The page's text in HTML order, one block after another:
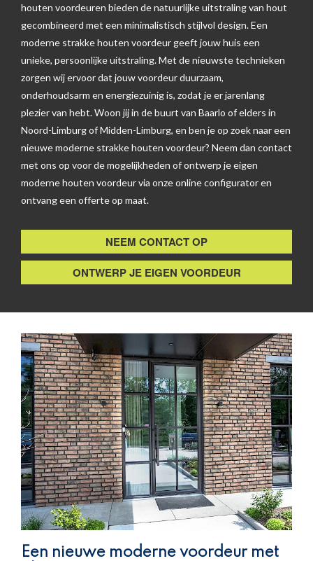
houten voordeuren bieden de natuurlijke uitstraling van hout
gecombineerd met een minimalistisch stijlvol design. Een
moderne strakke houten voordeur geeft jouw huis een
unieke, persoonlijke uitstraling. Met de nieuwste technieken
zorgen wij ervoor dat jouw voordeur duurzaam,
onderhoudsarm en energiezuinig is, zodat je er jarenlang
plezier van hebt. Woon jij in de buurt van Baarlo of elders in
Noord-Limburg of Midden-Limburg, en ben je op zoek naar een
nieuwe moderne strakke houten voordeur? Neem dan contact
met ons op voor de mogelijkheden of ontwerp je eigen
moderne houten voordeur via onze online configurator en
ontvang een offerte op maat.
NEEM CONTACT OP
ONTWERP JE EIGEN VOORDEUR
Een nieuwe moderne voordeur met